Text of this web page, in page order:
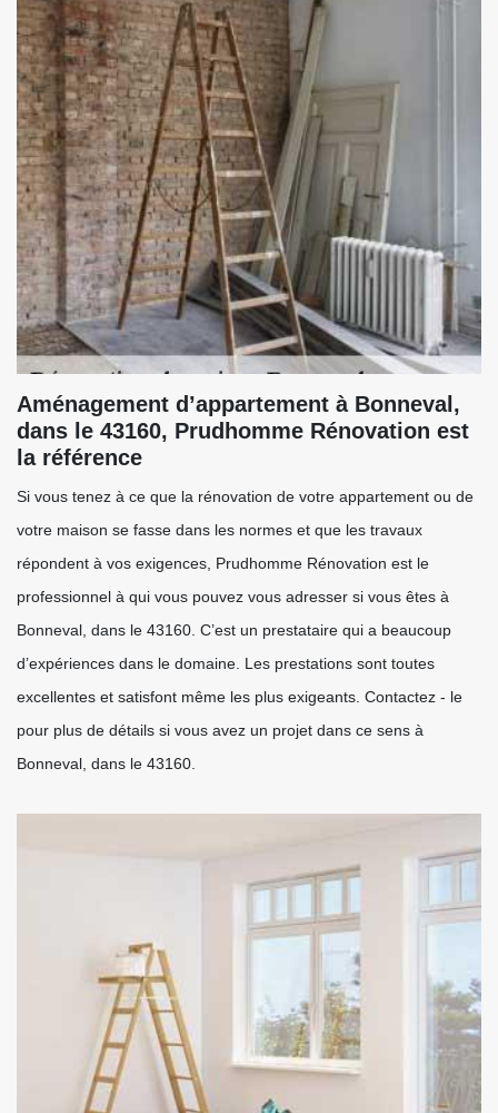
Aménagement d’appartement à Bonneval,
dans le 43160, Prudhomme Rénovation est
la référence
Si vous tenez à ce que la rénovation de votre appartement ou de
votre maison se fasse dans les normes et que les travaux
répondent à vos exigences, Prudhomme Rénovation est le
professionnel à qui vous pouvez vous adresser si vous êtes à
Bonneval, dans le 43160. C’est un prestataire qui a beaucoup
d’expériences dans le domaine. Les prestations sont toutes
excellentes et satisfont même les plus exigeants. Contactez - le
pour plus de détails si vous avez un projet dans ce sens à
Bonneval, dans le 43160.